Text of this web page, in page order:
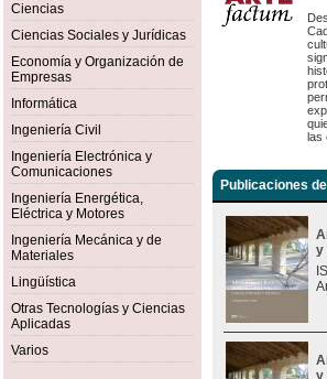
Ciencias
Ciencias Sociales y Jurídicas
Economía y Organización de
Empresas
Informática
Ingeniería Civil
Ingeniería Electrónica y
Comunicaciones
Ingeniería Energética,
Eléctrica y Motores
Ingeniería Mecánica y de
Materiales
Lingüística
Otras Tecnologías y Ciencias
Aplicadas
Varios
las
Publicaciones
y
y